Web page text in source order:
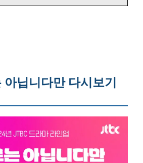
아닙니다만 다시보기